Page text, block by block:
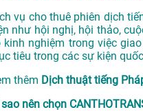
vụ cho thuê phiên dịch
như hội nghị, hội thảo,
kinh nghiệm trong việc
tiêu trong các sự kiện
thêm Dịch thuật tiếng
nên chọn